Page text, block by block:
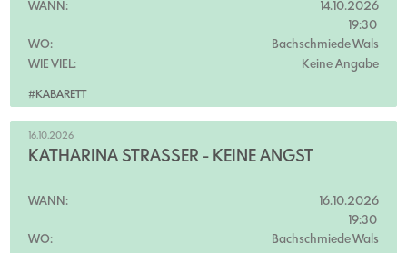
#KABARETT
WANN:
14.10.2026
19:30
WO:
Bachschmiede Wals
WIE VIEL:
Keine Angabe
16.10.2026
KATHARINA STRASSER - KEINE ANGST
WANN:
16.10.2026
19:30
WO:
Bachschmiede Wals